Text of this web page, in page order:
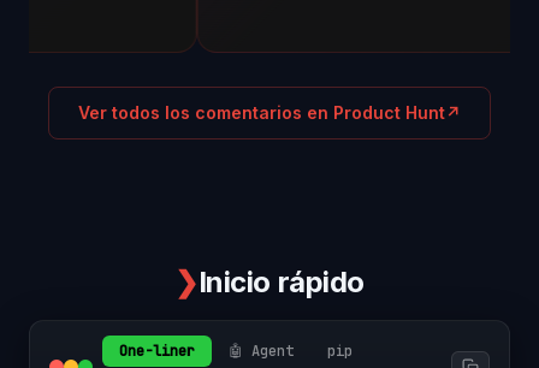
Ver todos los comentarios en Product Hunt↗
❯Inicio rápido
One-liner 🤖 Agent
pip